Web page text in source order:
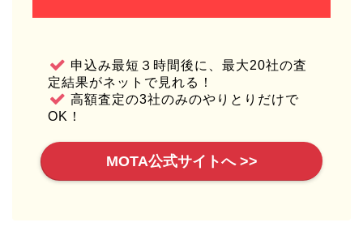
申込み最短３時間後に、最大20社の査
定結果がネットで見れる！
高額査定の3社のみのやりとりだけで
OK！
MOTA公式サイトへ >>